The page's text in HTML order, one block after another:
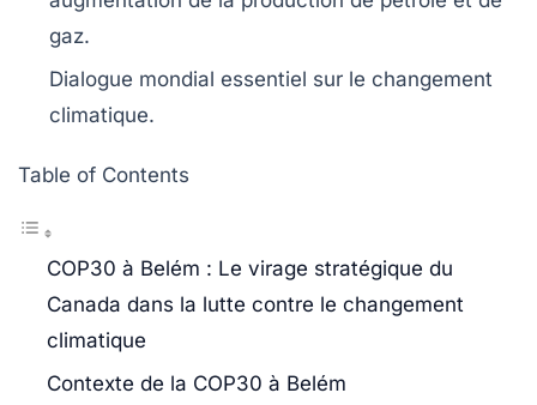
gaz.
Dialogue mondial essentiel sur le changement
climatique.
Table of Contents
COP30 à Belém : Le virage stratégique du
Canada dans la lutte contre le changement
climatique
Contexte de la COP30 à Belém